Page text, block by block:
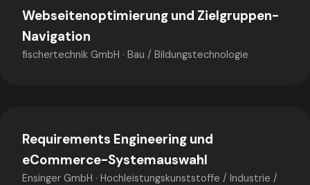
Webseitenoptimierung und Zielgruppen-
Navigation
fischertechnik GmbH · Bau / Bildungstechnologie
Requirements Engineering und
eCommerce-Systemauswahl
Ensinger GmbH · Hochleistungskunststoffe / Industrie /